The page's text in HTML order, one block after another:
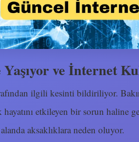
ve İnternet
ilgili kesinti bildiriliyor.
hayatını etkileyen bir sorun haline
aksaklıklara neden oluyor.